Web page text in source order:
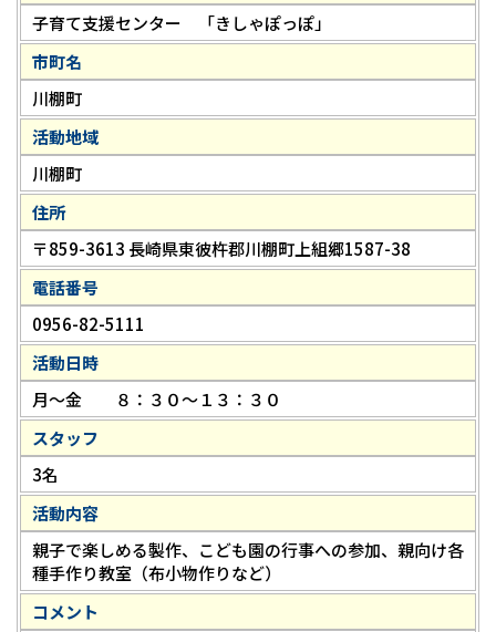
子育て支援センター 「きしゃぽっぽ」
市町名
川棚町
活動地域
川棚町
住所
〒859-3613 長崎県東彼杵郡川棚町上組郷1587-38
電話番号
0956-82-5111
活動日時
月～金 ８：３０～１３：３０
スタッフ
3名
活動内容
親子で楽しめる製作、こども園の行事への参加、親向け各
種手作り教室（布小物作りなど）
コメント